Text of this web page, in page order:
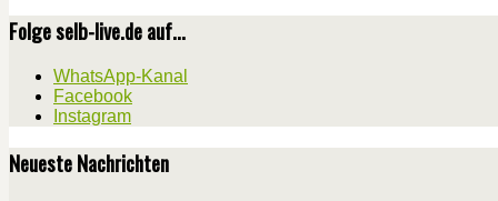
Folge selb-live.de auf...
WhatsApp-Kanal
Facebook
Instagram
Neueste Nachrichten